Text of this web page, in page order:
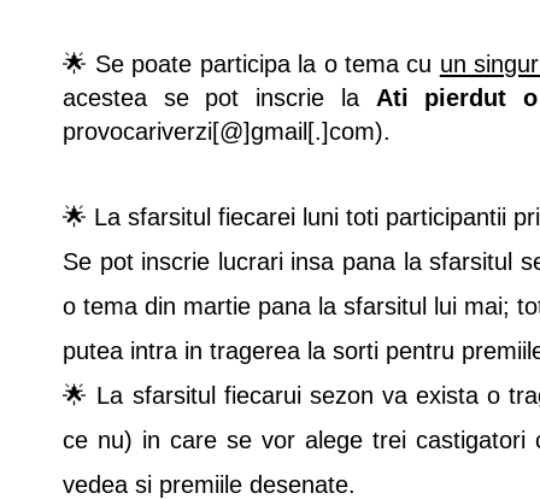
🌟 Se poate participa la o tema cu un
acestea se pot inscrie la Ati pierdut
provocariverzi[@]gmail[.]com).
🌟 La sfarsitul fiecarei luni toti participantii
Se pot inscrie lucrari insa pana la sfarsitul
o tema din martie pana la sfarsitul lui mai;
putea intra in tragerea la sorti pentru
🌟 La sfarsitul fiecarui sezon va exista o
ce nu) in care se vor alege trei
vedea si premiile desenate.